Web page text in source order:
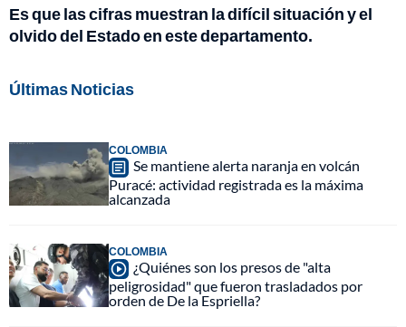
Es que las cifras muestran la difícil situación y el
olvido del Estado en este departamento.
Últimas Noticias
COLOMBIA
Se mantiene alerta naranja en volcán
Puracé: actividad registrada es la máxima
alcanzada
COLOMBIA
¿Quiénes son los presos de "alta
peligrosidad" que fueron trasladados por
orden de De la Espriella?